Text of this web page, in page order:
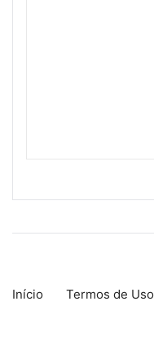
Início Termos de Uso